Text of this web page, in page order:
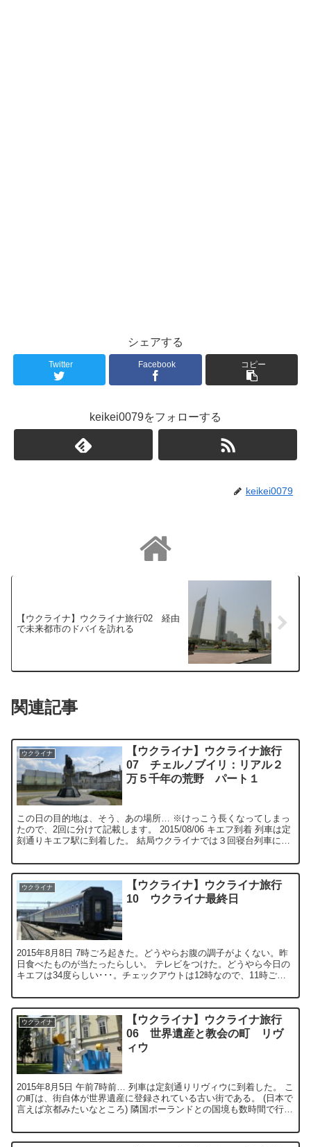
シェアする
Twitter Facebook コピー
keikei0079をフォローする
keikei0079
【ウクライナ】ウクライナ旅行02 経由
で未来都市のドバイを訪れる
関連記事
ウクライナ
【ウクライナ】ウクライナ旅行
07 チェルノブイリ：リアル２
万５千年の荒野 パート１
この日の目的地は、そう、あの場所… ※けっこう長くなってしまっ
たので、2回に分けて記載します。 2015/08/06 キエフ到着 列車は定
刻通りキエフ駅に到着した。 結局ウクライナでは３回寝台列車に乗
ウクライナ
【ウクライナ】ウクライナ旅行
10 ウクライナ最終日
2015年8月8日 7時ごろ起きた。どうやらお腹の調子がよくない。昨
日食べたものが当たったらしい。 テレビをつけた。どうやら今日の
キエフは34度らしい･･･。チェックアウトは12時なので、11時ごろ
ウクライナ
【ウクライナ】ウクライナ旅行
06 世界遺産と教会の町 リヴ
ィウ
2015年8月5日 午前7時前… 列車は定刻通りリヴィウに到着した。 こ
の町は、街自体が世界遺産に登録されている古い街である。 (日本で
言えば京都みたいなところ) 隣国ポーランドとの国境も数時間で行け